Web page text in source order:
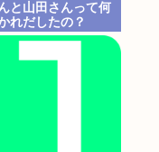
と山田さんって何
れだしたの？